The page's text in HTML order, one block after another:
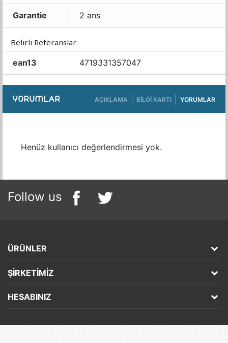
Garantie 2 ans
Belirli Referanslar
ean13
4719331357047
YORUMLAR AÇIKLAMA BILGI KARTI YORUMLAR
Henüz kullanıcı değerlendirmesi yok.
Follow us
ÜRÜNLER
ŞIRKETIMIZ
HESABINIZ